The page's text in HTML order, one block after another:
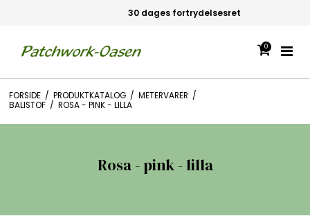
30 dages fortrydelsesret
0
FORSIDE / PRODUKTKATALOG / METERVARER /
BALISTOF / ROSA - PINK - LILLA
Rosa - pink - lilla